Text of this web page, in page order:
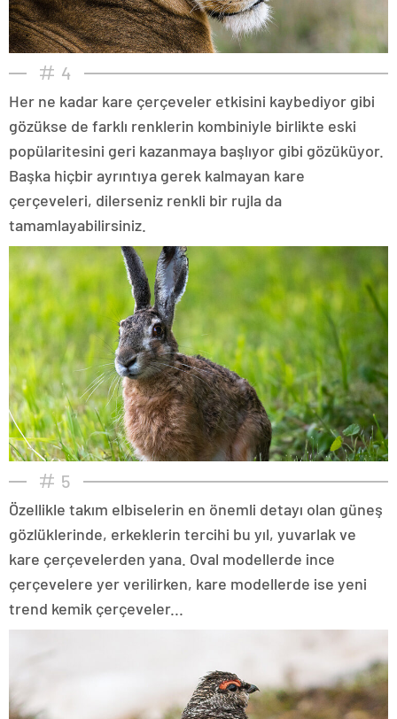
4
Her ne kadar kare çerçeveler etkisini kaybediyor gibi
gözükse de farklı renklerin kombiniyle birlikte eski
popülaritesini geri kazanmaya başlıyor gibi gözüküyor.
Başka hiçbir ayrıntıya gerek kalmayan kare
çerçeveleri, dilerseniz renkli bir rujla da
tamamlayabilirsiniz.
5
Özellikle takım elbiselerin en önemli detayı olan güneş
gözlüklerinde, erkeklerin tercihi bu yıl, yuvarlak ve
kare çerçevelerden yana. Oval modellerde ince
çerçevelere yer verilirken, kare modellerde ise yeni
trend kemik çerçeveler...